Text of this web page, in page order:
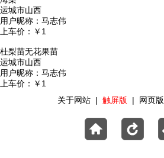
运城市山西
用户昵称： 马志伟
上车价： ￥1
杜梨苗无花果苗
运城市山西
用户昵称： 马志伟
上车价： ￥1
关于网站 | 触屏版 | 网页版